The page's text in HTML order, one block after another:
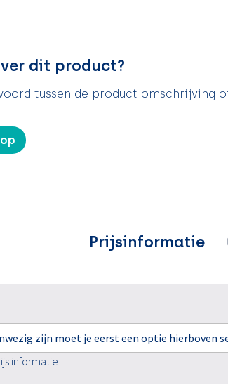
dit product?
tussen de product omschrijving
Prijsinformatie
zijn moet je eerst een optie hierboven
informatie